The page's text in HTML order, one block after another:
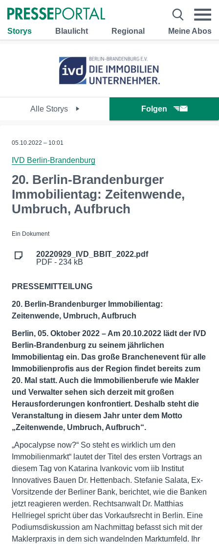
Storys Blaulicht Regional Meine Abos
Alle Storys Folgen
05.10.2022 – 10:01
IVD Berlin-Brandenburg
20. Berlin-Brandenburger
Immobilientag: Zeitenwende,
Umbruch, Aufbruch
Ein Dokument
20220929_IVD_BBIT_2022.pdf
PDF - 234 kB
PRESSEMITTEILUNG
20. Berlin-Brandenburger Immobilientag:
Zeitenwende, Umbruch, Aufbruch
Berlin, 05. Oktober 2022 – Am 20.10.2022 lädt der IVD
Berlin-Brandenburg zu seinem jährlichen
Immobilientag ein. Das große Branchenevent für alle
Immobilienprofis aus der Region findet bereits zum
20. Mal statt. Auch die Immobilienberufe wie Makler
und Verwalter sehen sich derzeit mit großen
Herausforderungen konfrontiert. Deshalb steht die
Veranstaltung in diesem Jahr unter dem Motto
„Zeitenwende, Umbruch, Aufbruch“.
„Apocalypse now?“ ­So steht es wirklich um den
Immobilienmarkt“ lautet der Titel des ersten Vortrags an
diesem Tag von Katarina Ivankovic vom iib Institut
Innovatives Bauen Dr. Hettenbach. Stefanie Salata, Ex-
Vorsitzende der Berliner Bank, berichtet, wie die Banken
jetzt reagieren werden. Rechtsanwalt Dr. Matthias
Hellriegel spricht über das Vorkaufsrecht in Berlin. Eine
Podiumsdiskussion am Nachmittag befasst sich mit der
Maklerpraxis in dem sich wandelnden Marktumfeld. Ihr